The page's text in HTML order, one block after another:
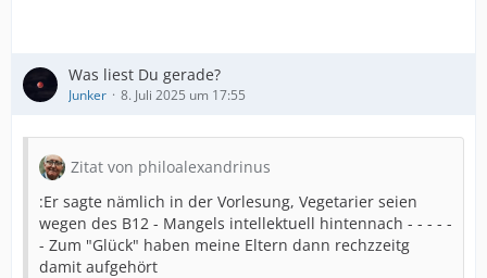
Was liest Du gerade?
Junker 8. Juli 2025 um 17:55
Zitat von philoalexandrinus
:Er sagte nämlich in der Vorlesung, Vegetarier seien
wegen des B12 - Mangels intellektuell hintennach - - - - -
- Zum "Glück" haben meine Eltern dann rechzzeitg
damit aufgehört